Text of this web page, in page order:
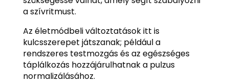
a szívritmust.
Az életmódbeli változtatások itt is
kulcsszerepet játszanak; például a
rendszeres testmozgás és az egészséges
táplálkozás hozzájárulhatnak a pulzus
normalizálásához.